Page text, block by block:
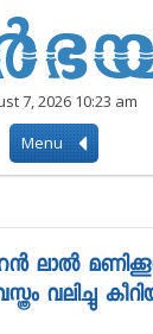
7, 2026 10:23 am
Menu
ലാൽ
വലിച്ചു